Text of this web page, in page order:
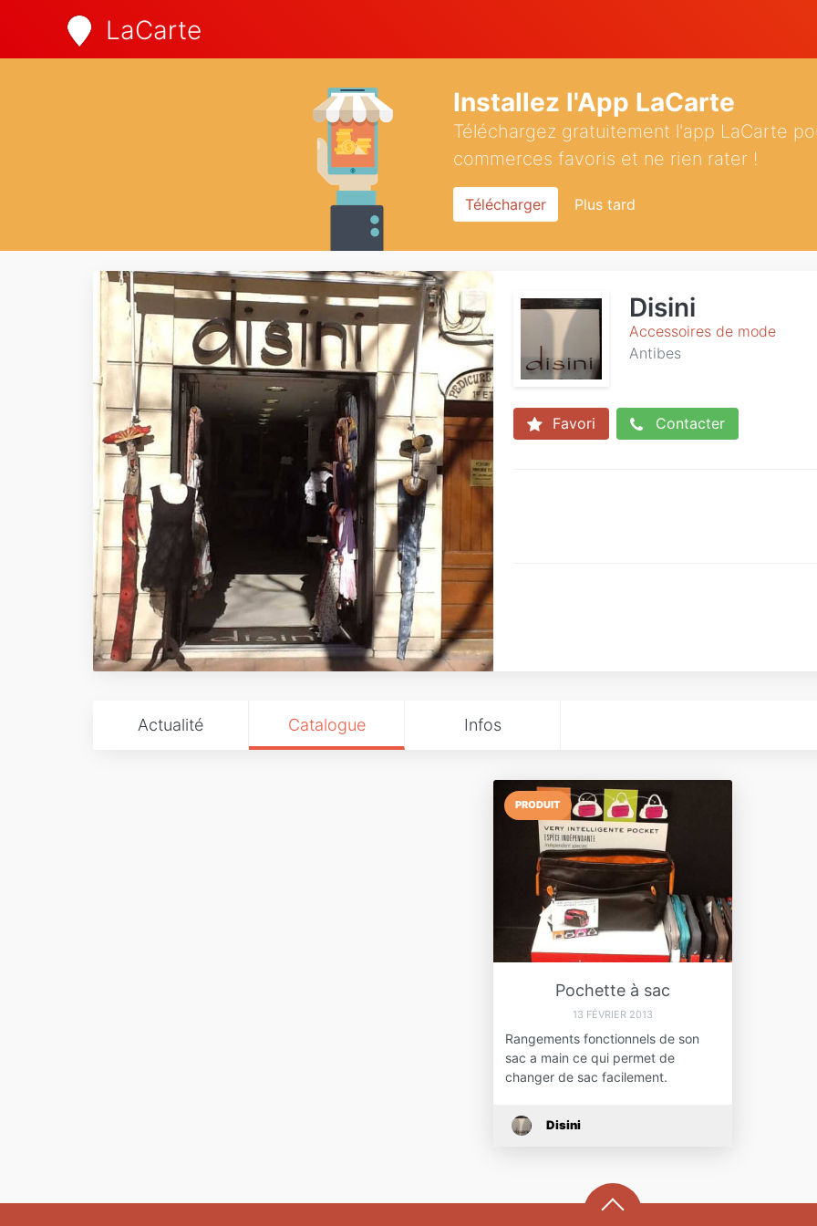
LaCarte
Installez l'App LaCarte
Téléchargez gratuitement l'app LaCarte
commerces favoris et ne rien rater !
Télécharger Plus tard
Disini
Accessoires de mode
Antibes
Favori Contacter
Actualité Catalogue Infos
PRODUIT
Pochette à sac
13 FÉVRIER 2013
Rangements fonctionnels de son
sac a main ce qui permet de
changer de sac facilement.
Disini